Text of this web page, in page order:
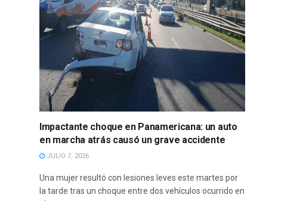
Impactante choque en Panamericana: un auto
en marcha atrás causó un grave accidente
JULIO 7, 2026
Una mujer resultó con lesiones leves este martes por
la tarde tras un choque entre dos vehículos ocurrido en